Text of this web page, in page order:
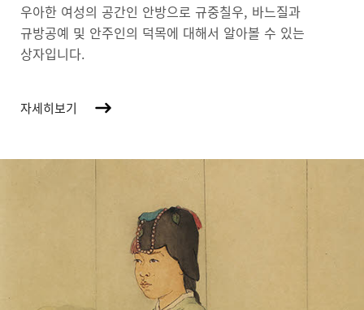
우아한 여성의 공간인 안방으로 규중칠우, 바느질과
규방공예 및 안주인의 덕목에 대해서 알아볼 수 있는
상자입니다.
자세히보기